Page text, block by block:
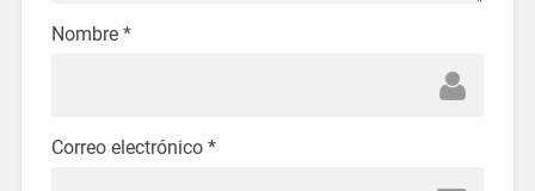
Nombre *
Correo electrónico *